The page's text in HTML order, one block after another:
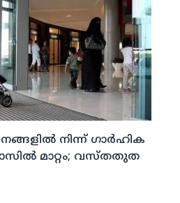
നിന്ന് ഗാര്‍ഹിക
മാറ്റം; വസ്തതുത